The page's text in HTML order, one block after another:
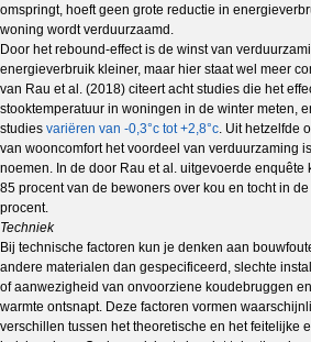
omspringt, hoeft geen grote reductie in
woning wordt verduurzaamd.
Door het rebound-effect is de winst van
energieverbruik kleiner, maar hier staat wel meer
van Rau et al. (2018) citeert acht studies die het
stooktemperatuur in woningen in de winter meten,
studies variëren van -0,3°c tot +2,8°c. Uit hetzelfde
van wooncomfort het voordeel van verduurzaming
noemen. In de door Rau et al. uitgevoerde enquête
85 procent van de bewoners over kou en tocht in
procent.
Techniek
Bij technische factoren kun je denken aan
andere materialen dan gespecificeerd, slechte
of aanwezigheid van onvoorziene koudebruggen
warmte ontsnapt. Deze factoren vormen
verschillen tussen het theoretische en het feitelijke